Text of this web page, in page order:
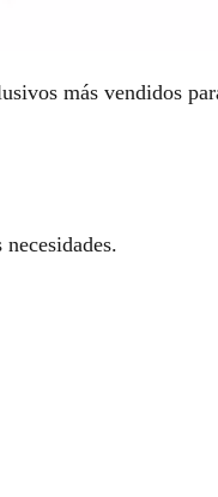
más vendidos